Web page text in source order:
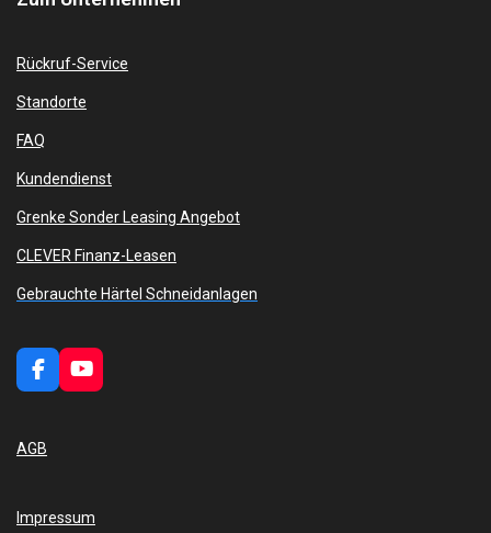
Rückruf-Service
Standorte
FAQ
Kundendienst
Grenke Sonder Leasing Angebot
CLEVER Finanz-Leasen
Gebrauchte Härtel Schneidanlagen
F
a
b
k
Y
o
AGB
Impressum